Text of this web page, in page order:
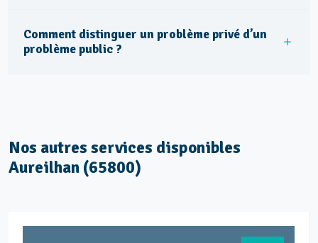
Comment distinguer un problème privé d’un
problème public ?
Nos autres services disponibles
Aureilhan (65800)